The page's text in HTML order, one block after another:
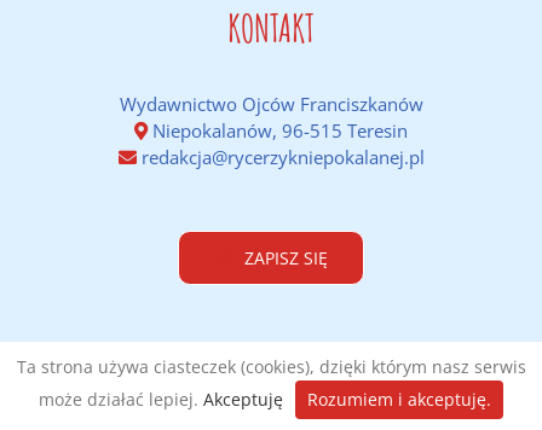
KONTAKT
Wydawnictwo Ojców Franciszkanów
Niepokalanów, 96-515 Teresin
redakcja@rycerzykniepokalanej.pl
ZAPISZ SIĘ
Wykonanie:DobraStronaParafii.pl |Polityka prywatności
Ta strona używa ciasteczek (cookies), dzięki którym nasz serwis
może działać lepiej. Akceptuję Rozumiem i akceptuję.